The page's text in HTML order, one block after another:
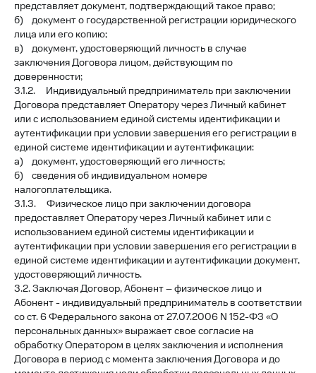
представляет документ, подтверждающий такое право;
б) документ о государственной регистрации юридического
лица или его копию;
в) документ, удостоверяющий личность в случае
заключения Договора лицом, действующим по
доверенности;
3.1.2. Индивидуальный предприниматель при заключении
Договора представляет Оператору через Личный кабинет
или с использованием единой системы идентификации и
аутентификации при условии завершения его регистрации в
единой системе идентификации и аутентификации:
а) документ, удостоверяющий его личность;
б) сведения об индивидуальном номере
налогоплательщика.
3.1.3. Физическое лицо при заключении договора
предоставляет Оператору через Личный кабинет или с
использованием единой системы идентификации и
аутентификации при условии завершения его регистрации в
единой системе идентификации и аутентификации документ,
удостоверяющий личность.
3.2. Заключая Договор, Абонент – физическое лицо и
Абонент - индивидуальный предприниматель в соответствии
со ст. 6 Федерального закона от 27.07.2006 N 152-ФЗ «О
персональных данных» выражает свое согласие на
обработку Оператором в целях заключения и исполнения
Договора в период с момента заключения Договора и до